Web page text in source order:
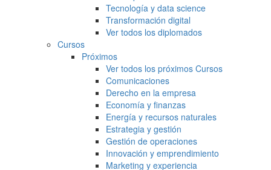
Tecnología y data science
Transformación digital
Ver todos los diplomados
Cursos
Próximos
Ver todos los próximos Cursos
Comunicaciones
Derecho en la empresa
Economía y finanzas
Energía y recursos naturales
Estrategia y gestión
Gestión de operaciones
Innovación y emprendimiento
Marketing y experiencia